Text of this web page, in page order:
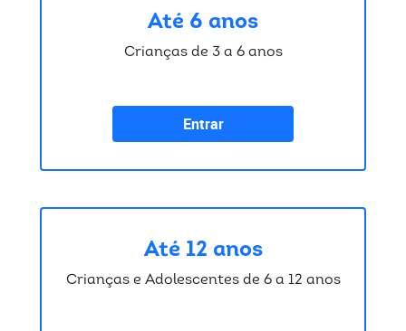
Até 6 anos
Crianças de 3 a 6 anos
Entrar
Até 12 anos
Crianças e Adolescentes de 6 a 12 anos